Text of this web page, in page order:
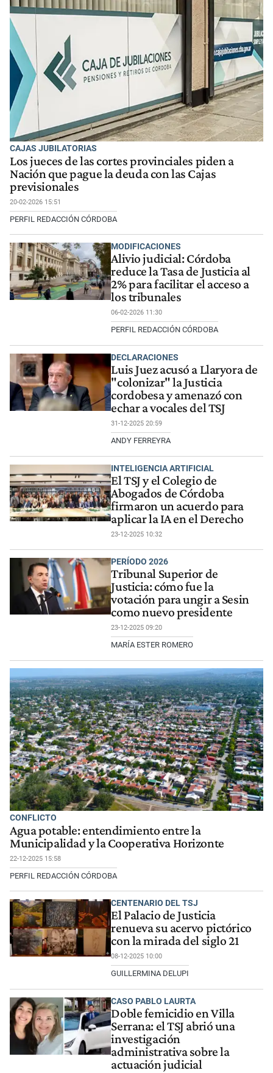
CAJAS JUBILATORIAS
Los jueces de las cortes provinciales piden a
Nación que pague la deuda con las Cajas
previsionales
20-02-2026 15:51
PERFIL REDACCIÓN CÓRDOBA
MODIFICACIONES
Alivio judicial: Córdoba
reduce la Tasa de Justicia al
2% para facilitar el acceso a
los tribunales
06-02-2026 11:30
PERFIL REDACCIÓN CÓRDOBA
DECLARACIONES
Luis Juez acusó a Llaryora de
"colonizar" la Justicia
cordobesa y amenazó con
echar a vocales del TSJ
31-12-2025 20:59
ANDY FERREYRA
INTELIGENCIA ARTIFICIAL
El TSJ y el Colegio de
Abogados de Córdoba
firmaron un acuerdo para
aplicar la IA en el Derecho
23-12-2025 10:32
PERÍODO 2026
Tribunal Superior de
Justicia: cómo fue la
votación para ungir a Sesin
como nuevo presidente
23-12-2025 09:20
MARÍA ESTER ROMERO
CONFLICTO
Agua potable: entendimiento entre la
Municipalidad y la Cooperativa Horizonte
22-12-2025 15:58
PERFIL REDACCIÓN CÓRDOBA
CENTENARIO DEL TSJ
El Palacio de Justicia
renueva su acervo pictórico
con la mirada del siglo 21
08-12-2025 10:00
GUILLERMINA DELUPI
CASO PABLO LAURTA
Doble femicidio en Villa
Serrana: el TSJ abrió una
investigación
administrativa sobre la
actuación judicial